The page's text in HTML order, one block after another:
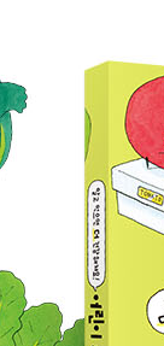
여요 ··· 배추 74
혀 버려요 ··· 시금
몸을 지켜요 ··· 양
요 ··· 파 86
요 ··· 90
숙주 92
에요 ··· 풋콩 96